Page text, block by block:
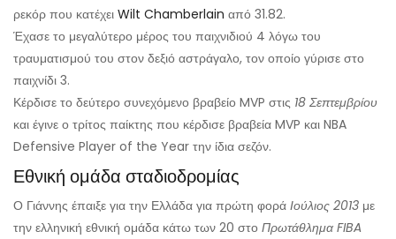
ρεκόρ που κατέχει Wilt Chamberlain από 31.82.
Έχασε το μεγαλύτερο μέρος του παιχνιδιού 4 λόγω του
τραυματισμού του στον δεξιό αστράγαλο, τον οποίο γύρισε στο
παιχνίδι 3.
Κέρδισε το δεύτερο συνεχόμενο βραβείο MVP στις 18 Σεπτεμβρίου
και έγινε ο τρίτος παίκτης που κέρδισε βραβεία MVP και NBA
Defensive Player of the Year την ίδια σεζόν.
Εθνική ομάδα σταδιοδρομίας
Ο Γιάννης έπαιξε για την Ελλάδα για πρώτη φορά Ιούλιος 2013 με
την ελληνική εθνική ομάδα κάτω των 20 στο Πρωτάθλημα FIBA ​​